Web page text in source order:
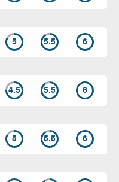
5 5.5 6
4.5 5.5 6
5 5.5 6